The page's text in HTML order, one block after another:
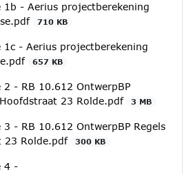
1b - Aerius projectberekening
710 KB
1c - Aerius projectberekening
657 KB
2 - RB 10.612 OntwerpBP
23 Rolde.pdf
3 MB
3 - RB 10.612 OntwerpBP Regels
23 Rolde.pdf
300 KB
4 -